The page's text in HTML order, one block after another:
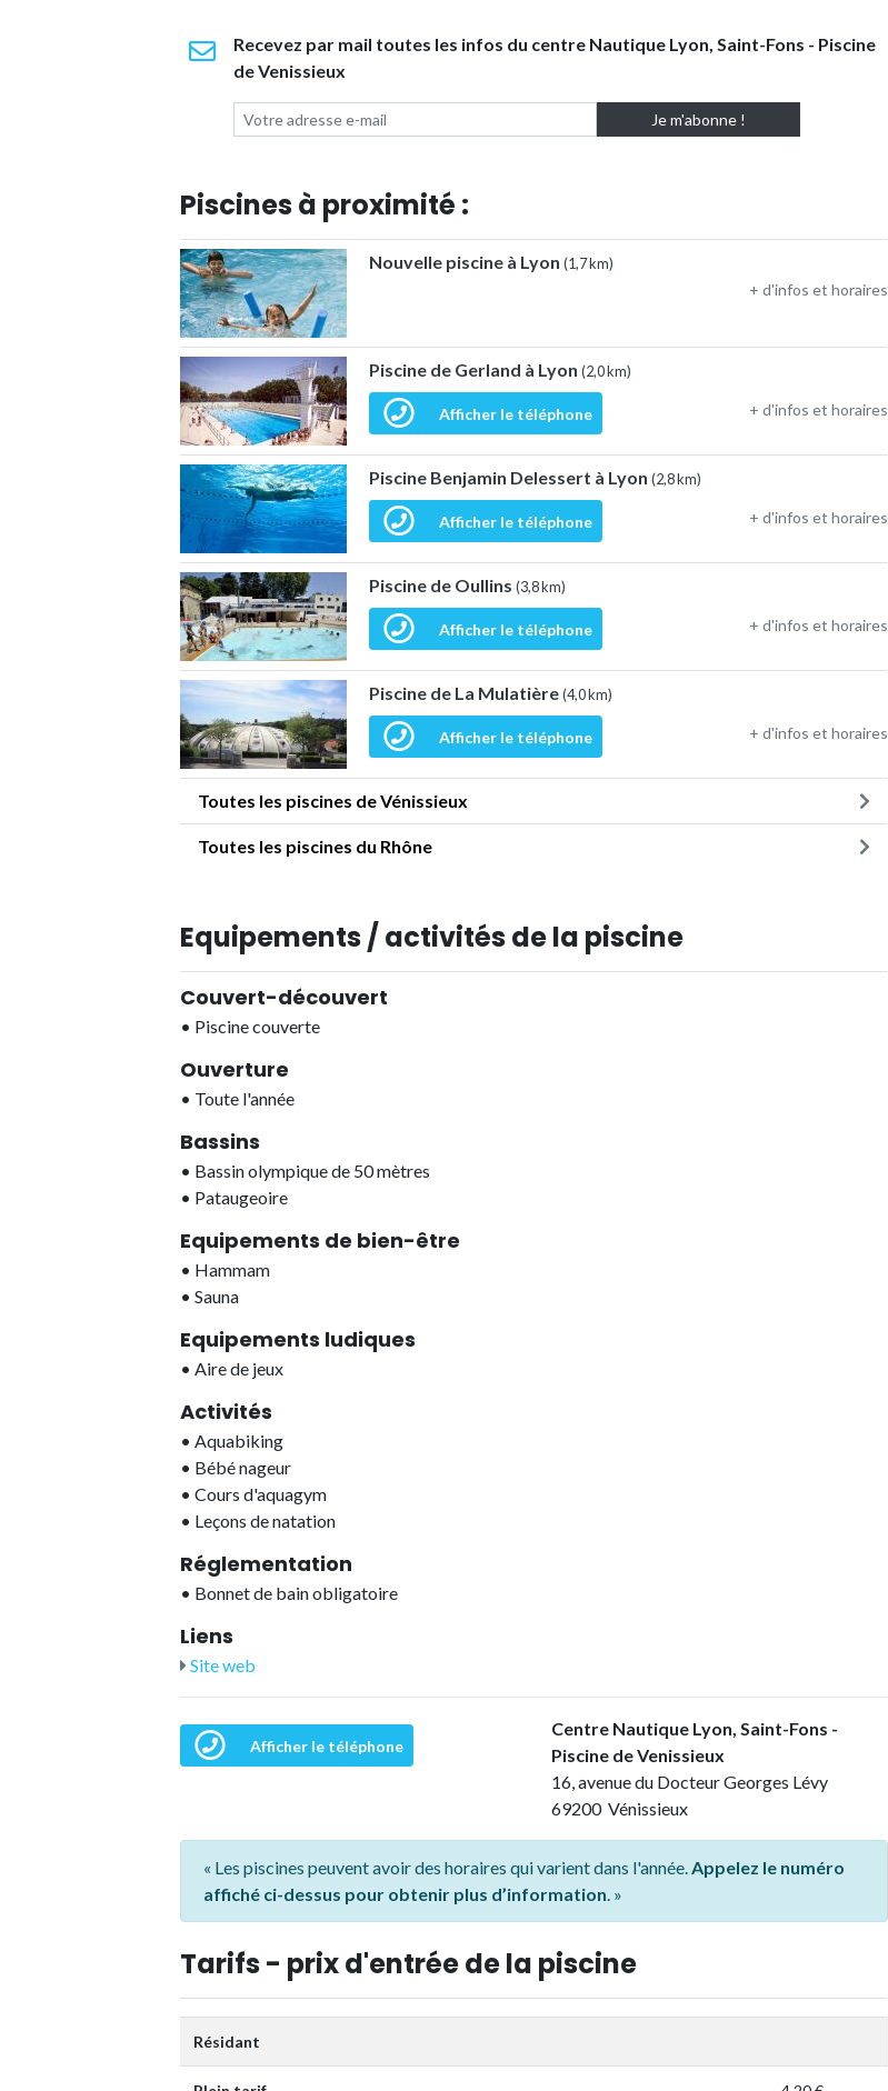
Recevez par mail toutes les infos du centre Nautique Lyon, Saint-Fons - Piscine
de Venissieux
Piscines à proximité :
Nouvelle piscine à Lyon (1,7 km)
+ d'infos et horaires
Piscine de Gerland à Lyon (2,0 km)
Afficher le téléphone + d'infos et horaires
Piscine Benjamin Delessert à Lyon (2,8 km)
Afficher le téléphone + d'infos et horaires
Piscine de Oullins (3,8 km)
Afficher le téléphone + d'infos et horaires
Piscine de La Mulatière(4,0 km)
Afficher le téléphone + d'infos et horaires
Toutes les piscines de Vénissieux
Toutes les piscines du Rhône
Equipements / activités de la piscine
Couvert-découvert
• Piscine couverte
Ouverture
• Toute l'année
Bassins
• Bassin olympique de 50 mètres
• Pataugeoire
Equipements de bien-être
• Hammam
• Sauna
Equipements ludiques
• Aire de jeux
Activités
• Aquabiking
• Bébé nageur
• Cours d'aquagym
• Leçons de natation
Réglementation
• Bonnet de bain obligatoire
Liens
Site web
Afficher le téléphone
Centre Nautique Lyon, Saint-Fons -
Piscine de Venissieux
16, avenue du Docteur Georges Lévy
69200 Vénissieux
« Les piscines peuvent avoir des horaires qui varient dans l'année.Appelez le numéro
affiché ci-dessus pour obtenir plus d’information. »
Tarifs - prix d'entrée de la piscine
Résidant